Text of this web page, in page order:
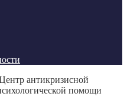
антикризисной
помощи